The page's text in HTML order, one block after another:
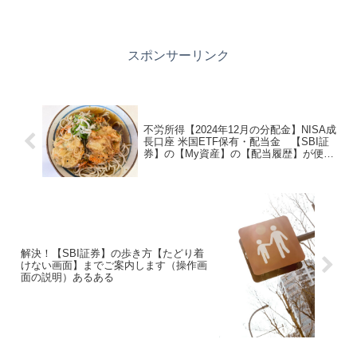
スポンサーリンク
不労所得【2024年12月の分配金】NISA成
長口座 米国ETF保有・配当金 【SBI証
券】の【My資産】の【配当履歴】が便利
解決！【SBI証券】の歩き方【たどり着
けない画面】までご案内します（操作画
面の説明）あるある